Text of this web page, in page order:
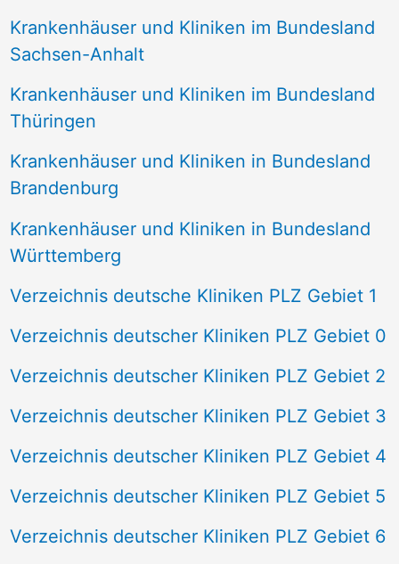
Krankenhäuser und Kliniken im Bundesland
Sachsen-Anhalt
Krankenhäuser und Kliniken im Bundesland
Thüringen
Krankenhäuser und Kliniken in Bundesland
Brandenburg
Krankenhäuser und Kliniken in Bundesland
Württemberg
Verzeichnis deutsche Kliniken PLZ Gebiet 1
Verzeichnis deutscher Kliniken PLZ Gebiet 0
Verzeichnis deutscher Kliniken PLZ Gebiet 2
Verzeichnis deutscher Kliniken PLZ Gebiet 3
Verzeichnis deutscher Kliniken PLZ Gebiet 4
Verzeichnis deutscher Kliniken PLZ Gebiet 5
Verzeichnis deutscher Kliniken PLZ Gebiet 6